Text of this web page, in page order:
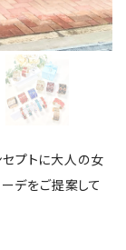
プトに大人の女
デをご提案して